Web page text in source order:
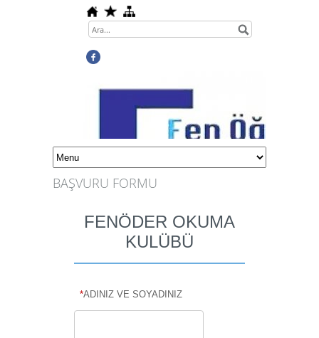
BAŞVURU FORMU
FENÖDER OKUMA
KULÜBÜ
*ADINIZ VE SOYADINIZ